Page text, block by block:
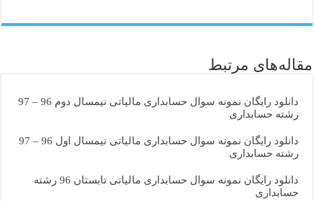
مقاله‌های مرتبط
دانلود رایگان نمونه سوال حسابداری مالیاتی نیمسال دوم 96 – 97
رشته حسابداری
دانلود رایگان نمونه سوال حسابداری مالیاتی نیمسال اول 96 – 97
رشته حسابداری
دانلود رایگان نمونه سوال حسابداری مالیاتی تابستان 96 رشته
حسابداری